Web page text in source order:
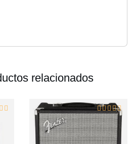
relacionados